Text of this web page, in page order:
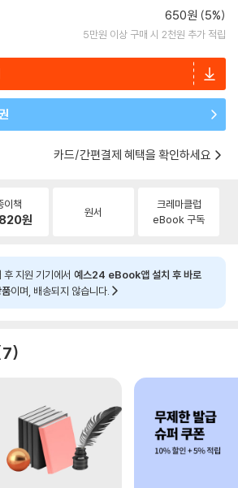
650원 (5%)
5만원 이상 구매 시 2천원 추가 적립
카드/간편결제 혜택을 확인하세요
이책
원 원서
크레마클럽
eBook 구독
후 지원 기기에서 예스24 eBook앱 설치 후 바로
이며, 배송되지 않습니다.
7